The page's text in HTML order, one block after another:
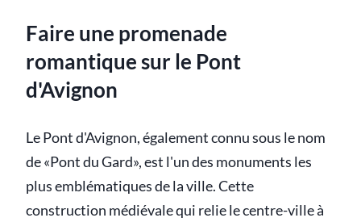
Faire une promenade
romantique sur le Pont
d'Avignon
Le Pont d'Avignon, également connu sous le nom
de «Pont du Gard», est l'un des monuments les
plus emblématiques de la ville. Cette
construction médiévale qui relie le centre-ville à